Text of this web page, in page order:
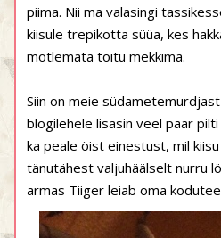
piima. Nii ma valasingi
kiisule trepikotta süüa, kes
mõtlemata toitu mekkima.
Siin on meie
blogilehele lisasin veel paar
ka peale öist einestust, mil
tänutähest valjuhäälselt nurru
armas Tiiger leiab oma